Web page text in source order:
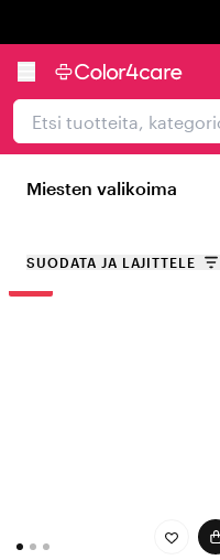
Miesten valikoima
SUODATA JA LAJITTELE